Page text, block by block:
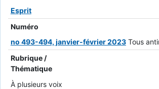
Esprit
Numéro
no 493-494, janvier-février 2023 Tous
Rubrique /
Thématique
À plusieurs voix